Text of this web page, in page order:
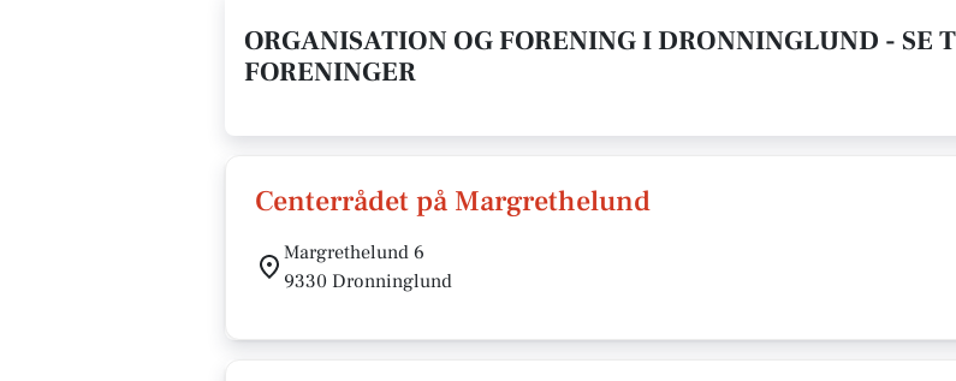
ORGANISATION OG FORENING I DRONNINGLUND - SE
FORENINGER
Centerrådet på Margrethelund
Margrethelund 6
9330 Dronninglund